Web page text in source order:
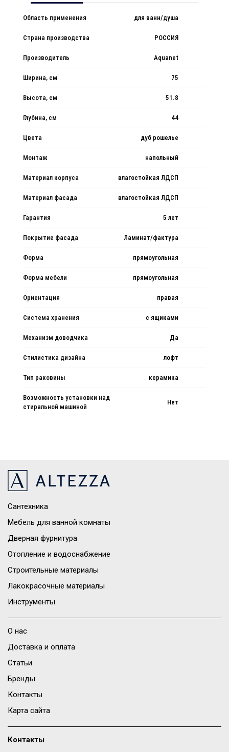
Область применения для ванн/душа
Страна производства РОССИЯ
Производитель Aquanet
Ширина, см 75
Высота, см 51.8
Глубина, см 44
Цвета дуб рошелье
Монтаж напольный
Материал корпуса влагостойкая ЛДСП
Материал фасада влагостойкая ЛДСП
Гарантия 5 лет
Покрытие фасада Ламинат/фактура
Форма прямоугольная
Форма мебели прямоугольная
Ориентация правая
Система хранения с ящиками
Механизм доводчика Да
Стилистика дизайна лофт
Тип раковины керамика
Возможность установки над
стиральной машиной
Нет
Сантехника
Мебель для ванной комнаты
Дверная фурнитура
Отопление и водоснабжение
Строительные материалы
Лакокрасочные материалы
Инструменты
О нас
Доставка и оплата
Статьи
Бренды
Контакты
Карта сайта
Контакты